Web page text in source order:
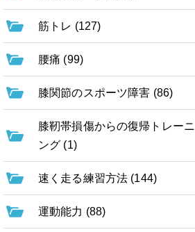
筋トレ (127)
腰痛 (99)
膝関節のスポーツ障害 (86)
膝靭帯損傷からの復帰トレーニ
ング (1)
速く走る練習方法 (144)
運動能力 (88)